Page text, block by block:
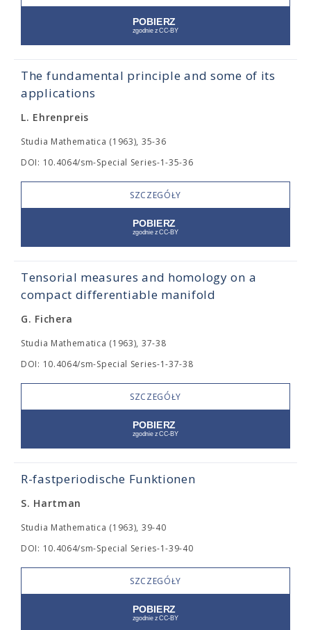
The fundamental principle and some of its
applications
L. Ehrenpreis
Studia Mathematica (1963), 35-36
DOI: 10.4064/sm-Special Series-1-35-36
SZCZEGÓŁY
Tensorial measures and homology on a
compact differentiable manifold
G. Fichera
Studia Mathematica (1963), 37-38
DOI: 10.4064/sm-Special Series-1-37-38
SZCZEGÓŁY
R-fastperiodische Funktionen
S. Hartman
Studia Mathematica (1963), 39-40
DOI: 10.4064/sm-Special Series-1-39-40
SZCZEGÓŁY